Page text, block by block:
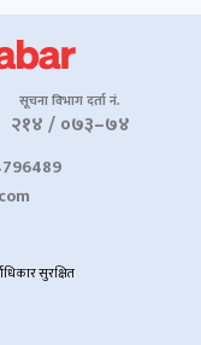
सूचना विभाग दर्ता नं.
२१४ / ०७३–७४
सुरक्षित